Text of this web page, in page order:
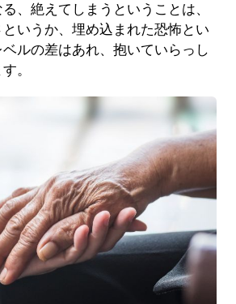
、絶えてしまうということは、
いうか、埋め込まれた恐怖とい
ルの差はあれ、抱いていらっし
。